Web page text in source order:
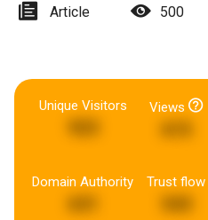
Article 500
Unique Visitors Views
Domain Authority Trust flow